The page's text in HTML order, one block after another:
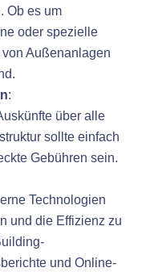
Ob es um
oder spezielle
Außenanlagen
:
über alle
sollte einfach
Gebühren sein.
Technologien
und die Effizienz zu
und Online-